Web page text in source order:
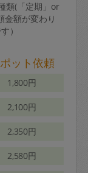
類(「定期」or
金額が変わり
）
ット依頼
1,800円
2,100円
2,350円
2,580円